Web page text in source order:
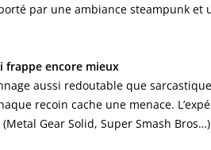
par une ambiance steampunk
frappe encore mieux
aussi redoutable que
recoin cache une menace.
Gear Solid, Super Smash